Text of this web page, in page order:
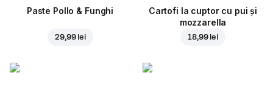
Paste Pollo & Funghi
29,99 lei
Cartofi la cuptor cu pui și
mozzarella
18,99 lei